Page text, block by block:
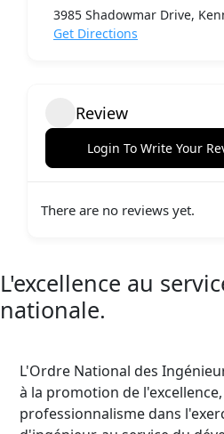
3985 Shadowmar Drive,
Get Directions
Review
Login To Write Your
There are no reviews yet.
L'excellence au
nationale.
L'Ordre National des
à la promotion de
professionnalisme dans